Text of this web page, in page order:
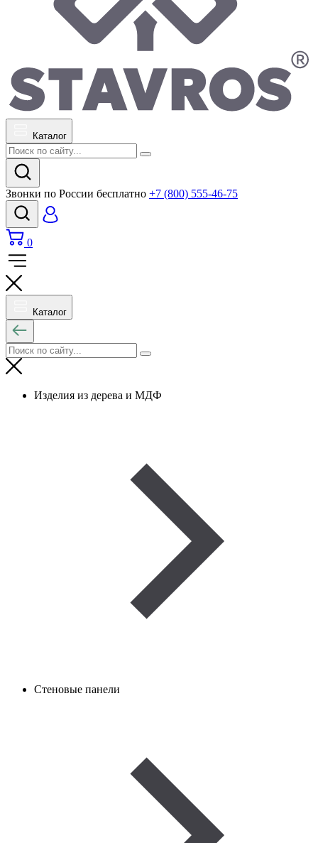
Каталог
Звонки по России бесплатно +7 (800) 555-46-75
0
Каталог
Изделия из дерева и МДФ
Стеновые панели